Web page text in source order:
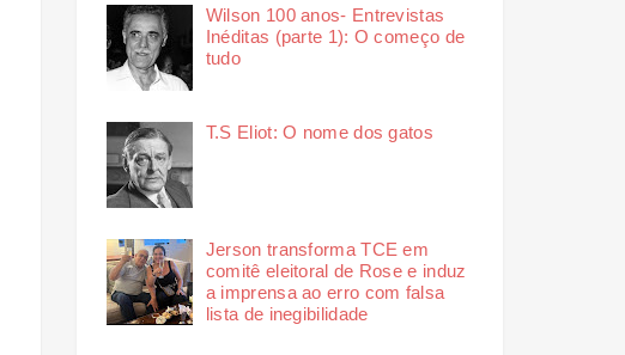
Wilson 100 anos- Entrevistas
Inéditas (parte 1): O começo de
tudo
T.S Eliot: O nome dos gatos
Jerson transforma TCE em
comitê eleitoral de Rose e induz
a imprensa ao erro com falsa
lista de inegibilidade